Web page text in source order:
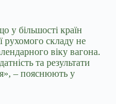
у більшості країн
рухомого складу не
віку вагона.
та результати
– пояснюють у